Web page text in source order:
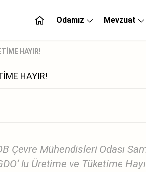
Odamız Mevzuat
HAYIR!
HAYIR!
Çevre Mühendisleri Odası
lu Üretime ve Tüketime